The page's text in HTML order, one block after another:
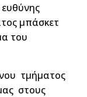
ευθύνης
μπάσκετ
του
τμήματος
στους